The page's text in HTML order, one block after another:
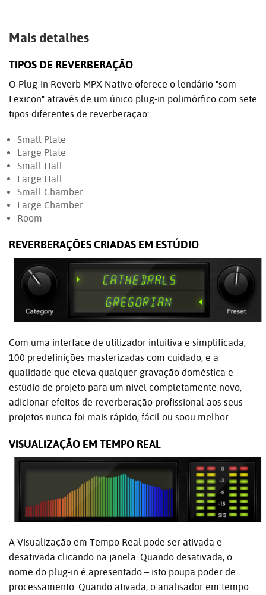
Mais detalhes
TIPOS DE REVERBERAÇÃO
O Plug-in Reverb MPX Native oferece o lendário "som
Lexicon" através de um único plug-in polimórfico com sete
tipos diferentes de reverberação:
Small Plate
Large Plate
Small Hall
Large Hall
Small Chamber
Large Chamber
Room
REVERBERAÇÕES CRIADAS EM ESTÚDIO
Com uma interface de utilizador intuitiva e simplificada,
100 predefinições masterizadas com cuidado, e a
qualidade que eleva qualquer gravação doméstica e
estúdio de projeto para um nível completamente novo,
adicionar efeitos de reverberação profissional aos seus
projetos nunca foi mais rápido, fácil ou soou melhor.
VISUALIZAÇÃO EM TEMPO REAL
A Visualização em Tempo Real pode ser ativada e
desativada clicando na janela. Quando desativada, o
nome do plug-in é apresentado – isto poupa poder de
processamento. Quando ativada, o analisador em tempo